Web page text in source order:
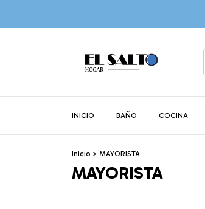
INICIO BAÑO COCINA
Inicio > MAYORISTA
MAYORISTA